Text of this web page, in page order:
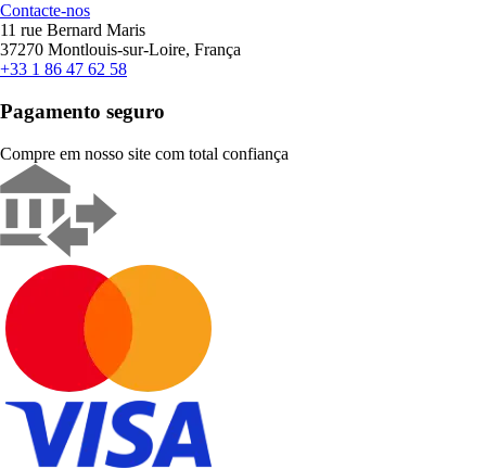
Contacte-nos
11 rue Bernard Maris
37270 Montlouis-sur-Loire, França
+33 1 86 47 62 58
Pagamento seguro
Compre em nosso site com total confiança